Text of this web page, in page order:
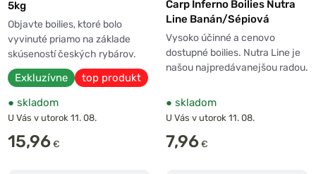
5kg
Objavte boilies, ktoré bolo
vyvinuté priamo na základe
skúseností českých rybárov.
Exkluzívne
top produkt
● skladom
U Vás v utorok 11. 08.
15,96 €
Carp Inferno Boilies Nutra
Line Banán/Sépiová
Vysoko účinné a cenovo
dostupné boilies. Nutra Line je
našou najpredávanejšou radou.
● skladom
U Vás v utorok 11. 08.
7,96 €